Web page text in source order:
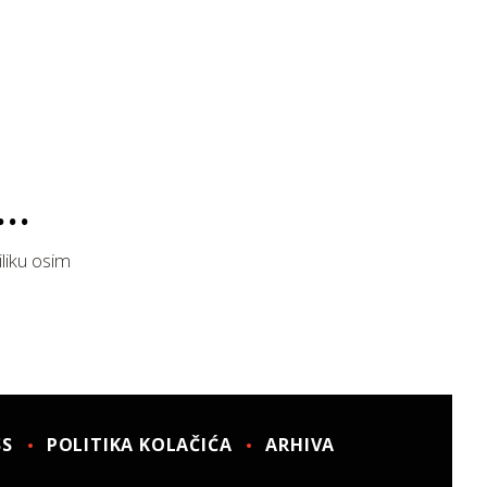
osim
POLITIKA KOLAČIĆA ARHIVA